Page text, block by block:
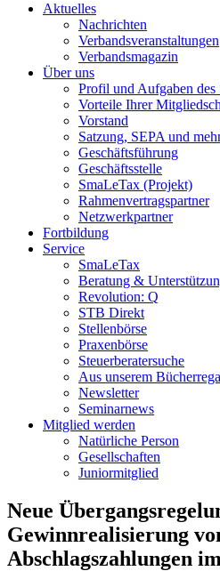
Aktuelles
Nachrichten
Verbandsveranstaltungen
Verbandsmagazin
Über uns
Profil und Aufgaben
Vorteile Ihrer
Vorstand
Satzung, SEPA und
Geschäftsführung
Geschäftsstelle
SmaLeTax (Projekt)
Rahmenvertragspartner
Netzwerkpartner
Fortbildung
Service
SmaLeTax
Beratung &
Revolution: Q
STB Direkt
Stellenbörse
Praxenbörse
Steuerberatersuche
Aus unserem
Newsletter
Seminarnews
Mitglied werden
Natürliche Person
Gesellschaften
Juniormitglied
Neue
Gewinnrealisierung
Abschlagszahlungen